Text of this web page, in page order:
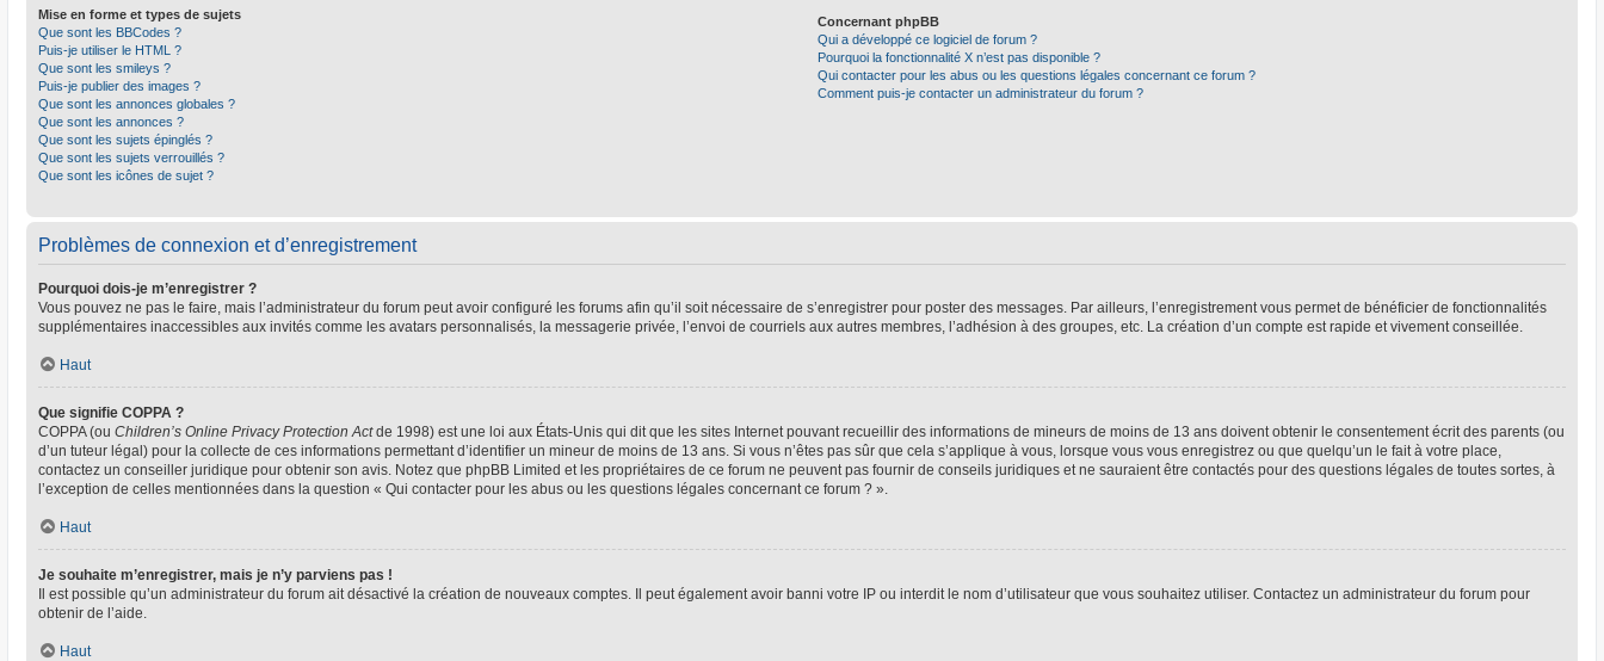
Mise en forme et types de sujets
Que sont les BBCodes ?
Puis-je utiliser le HTML ?
Que sont les smileys ?
Puis-je publier des images ?
Que sont les annonces globales ?
Que sont les annonces ?
Que sont les sujets épinglés ?
Que sont les sujets verrouillés ?
Que sont les icônes de sujet ?
Concernant phpBB
Qui a développé ce logiciel de forum ?
Pourquoi la fonctionnalité X n’est pas disponible ?
Qui contacter pour les abus ou les questions légales concernant ce forum ?
Comment puis-je contacter un administrateur du forum ?
Problèmes de connexion et d’enregistrement
Pourquoi dois-je m’enregistrer ?
Vous pouvez ne pas le faire, mais l’administrateur du forum peut avoir configuré les forums afin qu’il soit nécessaire de s’enregistrer pour poster des messages. Par ailleurs, l’enregistrement vous permet de bénéficier de fonctionnalités
supplémentaires inaccessibles aux invités comme les avatars personnalisés, la messagerie privée, l’envoi de courriels aux autres membres, l’adhésion à des groupes, etc. La création d’un compte est rapide et vivement conseillée.
Haut
Que signifie COPPA ?
COPPA (ou Children’s Online Privacy Protection Actde 1998) est une loi aux États-Unis qui dit que les sites Internet pouvant recueillir des informations de mineurs de moins de 13 ans doivent obtenir le consentement écrit des parents (ou
d’un tuteur légal) pour la collecte de ces informations permettant d’identifier un mineur de moins de 13 ans. Si vous n’êtes pas sûr que cela s’applique à vous, lorsque vous vous enregistrez ou que quelqu’un le fait à votre place,
contactez un conseiller juridique pour obtenir son avis. Notez que phpBB Limited et les propriétaires de ce forum ne peuvent pas fournir de conseils juridiques et ne sauraient être contactés pour des questions légales de toutes sortes, à
l’exception de celles mentionnées dans la question « Qui contacter pour les abus ou les questions légales concernant ce forum ? ».
Haut
Je souhaite m’enregistrer, mais je n’y parviens pas !
Il est possible qu’un administrateur du forum ait désactivé la création de nouveaux comptes. Il peut également avoir banni votre IP ou interdit le nom d’utilisateur que vous souhaitez utiliser. Contactez un administrateur du forum pour
obtenir de l’aide.
Haut